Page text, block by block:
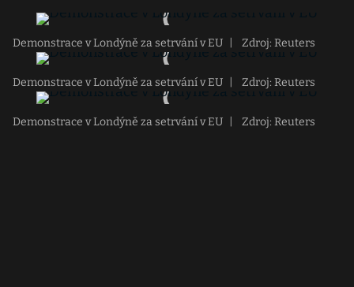
Demonstrace v Londýně za setrvání v EU Zdroj: Reuters
Demonstrace v Londýně za setrvání v EU Zdroj: Reuters
Demonstrace v Londýně za setrvání v EU Zdroj: Reuters